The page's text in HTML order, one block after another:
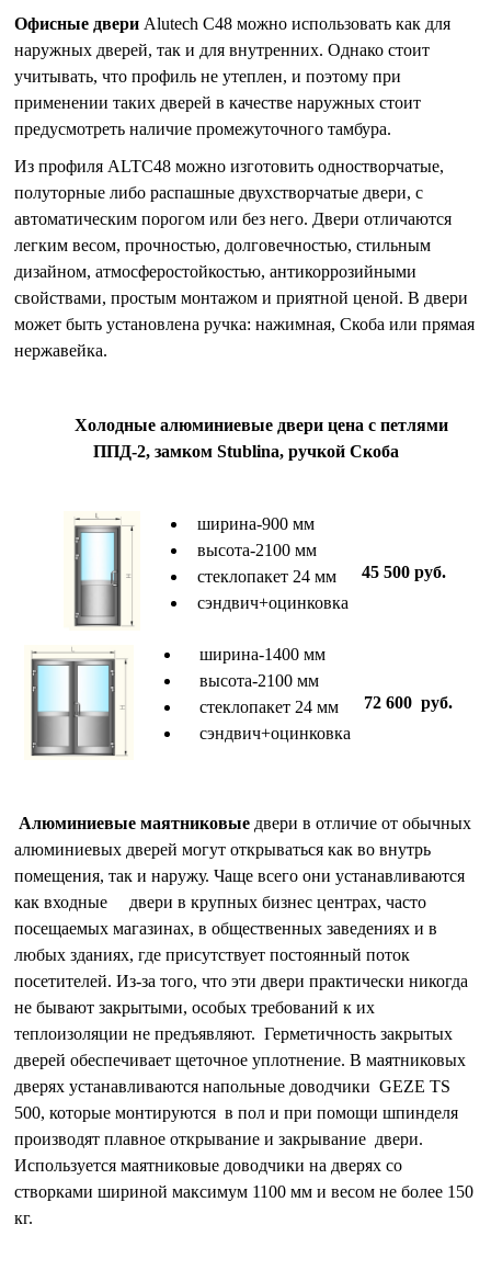
Офисные двери Alutech C48 можно использовать как для
наружных дверей, так и для внутренних. Однако стоит
учитывать, что профиль не утеплен, и поэтому при
применении таких дверей в качестве наружных стоит
предусмотреть наличие промежуточного тамбура.
Из профиля ALTС48 можно изготовить одностворчатые,
полуторные либо распашные двухстворчатые двери, с
автоматическим порогом или без него. Двери отличаются
легким весом, прочностью, долговечностью, стильным
дизайном, атмосферостойкостью, антикоррозийными
свойствами, простым монтажом и приятной ценой. В двери
может быть установлена ручка: нажимная, Скоба или прямая
нержавейка.
Холодные алюминиевые двери цена с петлями
ППД-2, замком Stublina, ручкой Скоба
ширина-900 мм
высота-2100 мм
стеклопакет 24 мм
сэндвич+оцинковка
45 500 руб.
ширина-1400 мм
высота-2100 мм
стеклопакет 24 мм
сэндвич+оцинковка
72 600 руб.
Алюминиевые маятниковые двери в отличие от обычных
алюминиевых дверей могут открываться как во внутрь
помещения, так и наружу. Чаще всего они устанавливаются
как входные двери в крупных бизнес центрах, часто
посещаемых магазинах, в общественных заведениях и в
любых зданиях, где присутствует постоянный поток
посетителей. Из-за того, что эти двери практически никогда
не бывают закрытыми, особых требований к их
теплоизоляции не предъявляют. Герметичность закрытых
дверей обеспечивает щеточное уплотнение. В маятниковых
дверях устанавливаются напольные доводчики GEZE TS
500, которые монтируются в пол и при помощи шпинделя
производят плавное открывание и закрывание двери.
Используется маятниковые доводчики на дверях со
створками шириной максимум 1100 мм и весом не более 150
кг.